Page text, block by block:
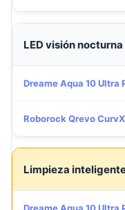
LED visión nocturna
Dreame Aqua 10 Ultra
Roborock Qrevo
Limpieza